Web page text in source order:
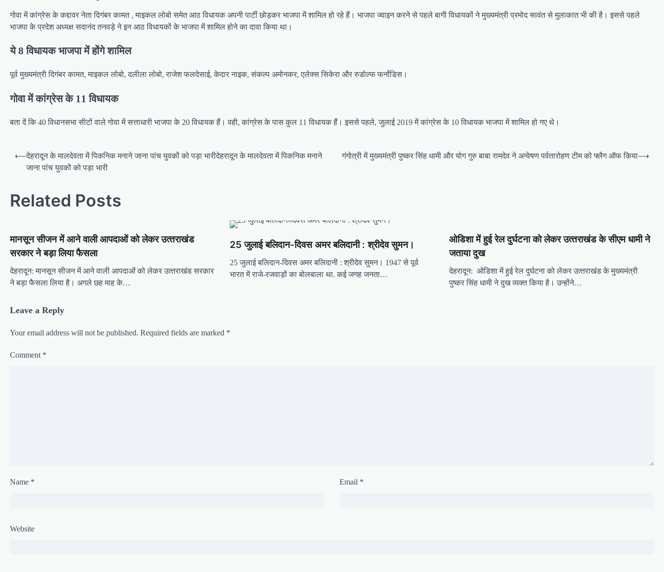
गोवा में कांग्रेस के कद्दावर नेता दिगंबर कामत , माइकल लोबो समेत आठ विधायक अपनी पार्टी छोड़कर भाजपा में शामिल हो रहे हैं। भाजपा ज्वाइन करने से पहले बागी विधायकों ने मुख्यमंत्री प्रमोद सावंत से मुलाकात भी की है। इससे पहले
भाजपा के प्रदेश अध्यक्ष सदानंद तनवड़े ने इन आठ विधायकों के भाजपा में शामिल होने का दावा किया था।
ये 8 विधायक भाजपा में होंगे शामिल
पूर्व मुख्यमंत्री दिगंबर कामत, माइकल लोबो, दलीला लोबो, राजेश फलदेसाई, केदार नाइक, संकल्प अमोनकर, एलेक्स सिकेरा और रुडोल्फ फर्नांडिस।
गोवा में कांग्रेस के 11 विधायक
बता दें कि 40 विधानसभा सीटों वाले गोवा में सत्ताधारी भाजपा के 20 विधायक हैं। वही, कांग्रेस के पास कुल 11 विधायक हैं। इससे पहले, जुलाई 2019 में कांग्रेस के 10 विधायक भाजपा में शामिल हो गए थे।
P
t
v
i
g
a
t
o
n
⟵देहरादून के मालदेवता में पिकनिक मनाने जाना पांच युवकों को पड़ा भारीदेहरादून के मालदेवता में पिकनिक मनाने
जाना पांच युवकों को पड़ा भारी
गंगोत्री में मुख्यमंत्री पुष्कर सिंह धामी और योग गुरु बाबा रामदेव ने अन्वेषण पर्वतारोहण टीम को फ्लैग ऑफ किया⟶
Related Posts
मानसून सीजन में आने वाली आपदाओं को लेकर उत्‍तराखंड
सरकार ने बड़ा लिया फैसला
देहरादून: मानसून सीजन में आने वाली आपदाओं को लेकर उत्‍तराखंड सरकार
ने बड़ा फैसला लिया है। अगले छह माह के…
25 जुलाई बलिदान-दिवस अमर बलिदानी : श्रीदेव सुमन।
25 जुलाई बलिदान-दिवस अमर बलिदानी : श्रीदेव सुमन। 1947 से पूर्व
भारत में राजे-रजवाड़ों का बोलबाला था. कई जगह जनता…
ओडिशा में हुई रेल दुर्घटना को लेकर उत्‍तराखंड के सीएम धामी ने
जताया दुख
देहरादून: ओडिशा में हुई रेल दुर्घटना को लेकर उत्‍तराखंड के मुख्‍यमंत्री
पुष्‍कर सिंह धामी ने दुख व्‍यक्‍त किया है। उन्‍होंने…
Leave a Reply
Your email address will not be published. Required fields are marked *
Comment *
Name * Email *
Website